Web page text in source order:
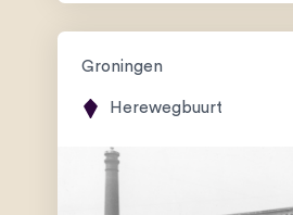
Groningen
Herewegbuurt